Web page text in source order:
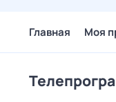
Главная Моя